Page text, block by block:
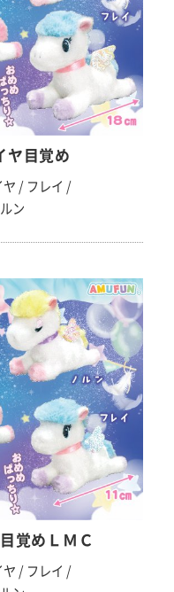
ヤ目覚め
ヤ / フレイ /
ン
覚めＬＭＣ
ヤ / フレイ /